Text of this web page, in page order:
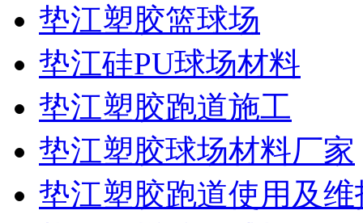
垫江塑胶篮球场
垫江硅PU球场材料
垫江塑胶跑道施工
垫江塑胶球场材料厂家
垫江塑胶跑道使用及维